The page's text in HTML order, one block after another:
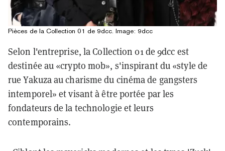
Pièces de la Collection 01 de 9dcc. Image: 9dcc
Selon l'entreprise, la Collection 01 de 9dcc est
destinée au «crypto mob», s'inspirant du «style de
rue Yakuza au charisme du cinéma de gangsters
intemporel» et visant à être portée par les
fondateurs de la technologie et leurs
contemporains.